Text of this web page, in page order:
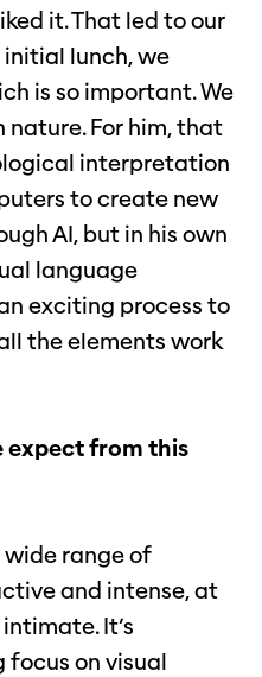
it. That led to our
lunch, we
is so important. We
For him, that
interpretation
to create new
AI, but in his own
language
exciting process to
the elements work
expect from this
wide range of
and intense, at
It’s
on visual